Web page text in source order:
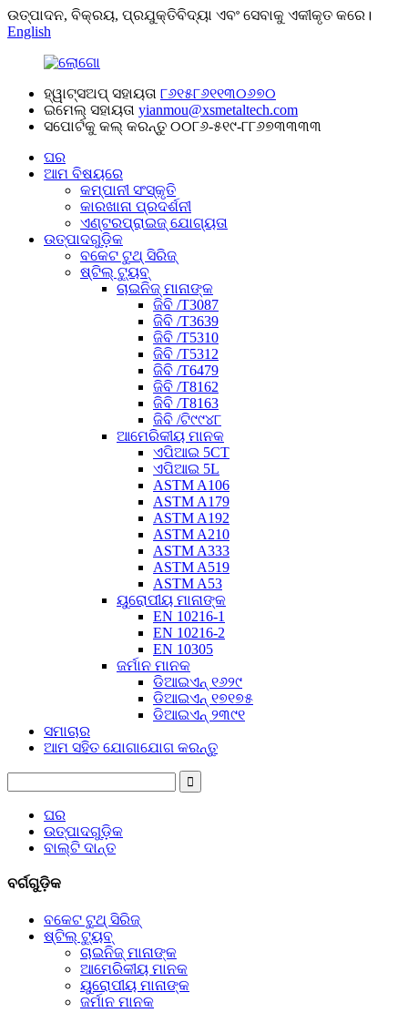
ଉତ୍ପାଦନ, ବିକ୍ରୟ, ପ୍ରଯୁକ୍ତିବିଦ୍ୟା ଏବଂ ସେବାକୁ ଏକୀକୃତ କରେ।
English
ହ୍ୱାଟ୍ସଅପ୍ ସହାୟତା ୮୬୧୫୮୬୧୧୩୦୬୭୦
ଇମେଲ୍ ସହାୟତା yianmou@xsmetaltech.com
ସପୋର୍ଟକୁ କଲ୍ କରନ୍ତୁ ୦୦୮୬-୫୧୯-୮୮୬୭୩୩୩୩
ଘର
ଆମ ବିଷୟରେ
କମ୍ପାନୀ ସଂସ୍କୃତି
କାରଖାନା ପ୍ରଦର୍ଶନୀ
ଏଣ୍ଟରପ୍ରାଇଜ୍ ଯୋଗ୍ୟତା
ଉତ୍ପାଦଗୁଡ଼ିକ
ବକେଟ ଟୁଥ୍ ସିରିଜ୍
ଷ୍ଟିଲ୍ ଟ୍ୟୁବ୍
ଚାଇନିଜ୍ ମାନାଙ୍କ
ଜିବି /T3087
ଜିବି /T3639
ଜିବି /T5310
ଜିବି /T5312
ଜିବି /T6479
ଜିବି /T8162
ଜିବି /T8163
ଜିବି /ଟି୯୯୪୮
ଆମେରିକୀୟ ମାନକ
ଏପିଆଇ 5CT
ଏପିଆଇ 5L
ASTM A106
ASTM A179
ASTM A192
ASTM A210
ASTM A333
ASTM A519
ASTM A53
ୟୁରୋପୀୟ ମାନାଙ୍କ
EN 10216-1
EN 10216-2
EN 10305
ଜର୍ମାନ ମାନକ
ଡିଆଇଏନ୍ ୧୬୨୯
ଡିଆଇଏନ୍ ୧୭୧୭୫
ଡିଆଇଏନ୍ ୨୩୯୧
ସମାଚାର
ଆମ ସହିତ ଯୋଗାଯୋଗ କରନ୍ତୁ
ଘର
ଉତ୍ପାଦଗୁଡ଼ିକ
ବାଲ୍ଟି ଦାନ୍ତ
ବର୍ଗଗୁଡ଼ିକ
ବକେଟ ଟୁଥ୍ ସିରିଜ୍
ଷ୍ଟିଲ୍ ଟ୍ୟୁବ୍
ଚାଇନିଜ୍ ମାନାଙ୍କ
ଆମେରିକୀୟ ମାନକ
ୟୁରୋପୀୟ ମାନାଙ୍କ
ଜର୍ମାନ ମାନକ